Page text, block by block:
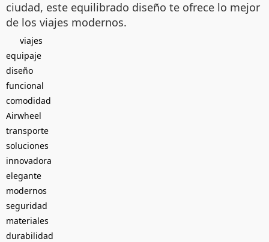
ciudad, este equilibrado diseño te ofrece lo mejor
de los viajes modernos.
viajes
equipaje
diseño
funcional
comodidad
Airwheel
transporte
soluciones
innovadora
elegante
modernos
seguridad
materiales
durabilidad